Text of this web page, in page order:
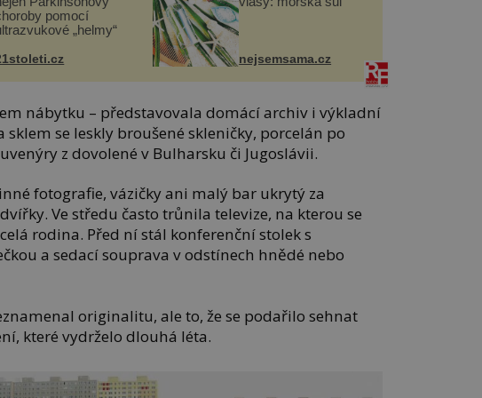
pomocí
„helmy“
nejsemsama.cz
nábytku – představovala domácí archiv i výkladní
sklem se leskly broušené skleničky, porcelán po
z dovolené v Bulharsku či Jugoslávii.
fotografie, vázičky ani malý bar ukrytý za
Ve středu často trůnila televize, na kterou se
rodina. Před ní stál konferenční stolek s
a sedací souprava v odstínech hnědé nebo
originalitu, ale to, že se podařilo sehnat
které vydrželo dlouhá léta.